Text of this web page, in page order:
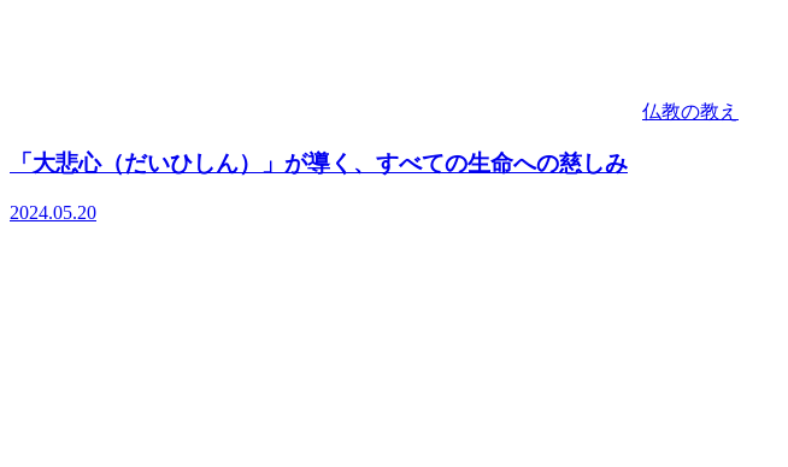
仏教の教え
「大悲心（だいひしん）」が導く、すべての生命への慈しみ
2024.05.20